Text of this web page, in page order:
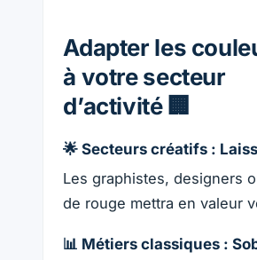
Adapter les
à votre secteur
d’activité 🏢
🌟 Secteurs créatifs :
Les graphistes, designers
de rouge mettra en valeur
📊 Métiers classiques :